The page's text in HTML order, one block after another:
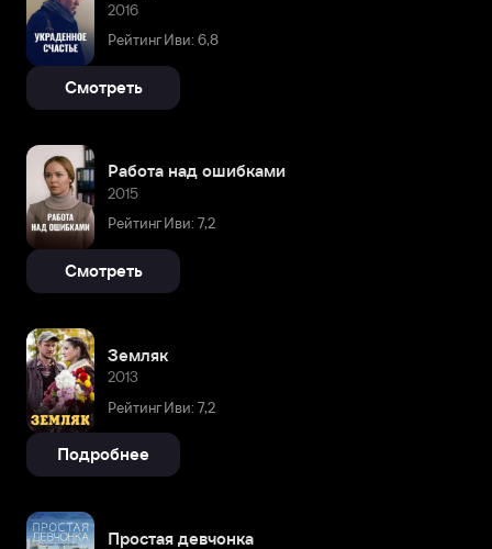
2016
Рейтинг Иви: 6,8
Смотреть
Работа над ошибками
2015
Рейтинг Иви: 7,2
Смотреть
Земляк
2013
Рейтинг Иви: 7,2
Подробнее
Простая девчонка